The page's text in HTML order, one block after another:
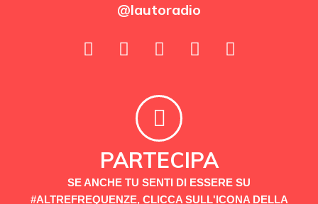
@lautoradio
PARTECIPA
SE ANCHE TU SENTI DI ESSERE SU
#ALTREFREQUENZE, CLICCA SULL'ICONA DELLA